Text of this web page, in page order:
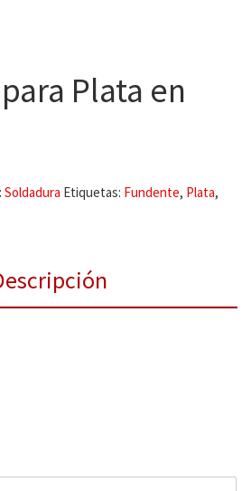
Plata en
Soldadura Etiquetas: Fundente, Plata,